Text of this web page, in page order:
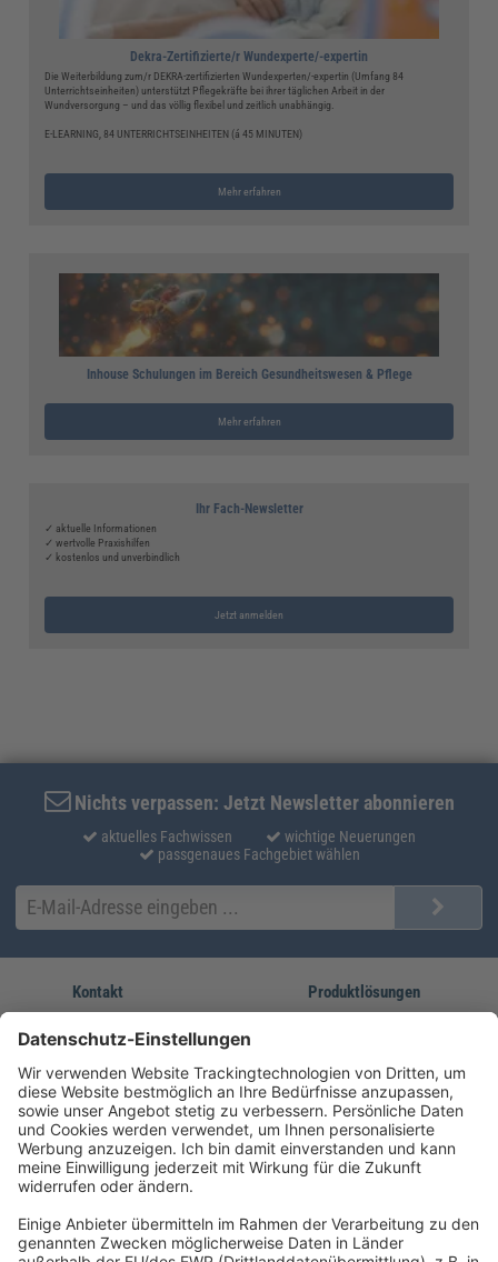
Dekra-Zertifizierte/r Wundexperte/-expertin
Die Weiterbildung zum/r DEKRA-zertifizierten Wundexperten/-expertin (Umfang 84
Unterrichtseinheiten) unterstützt Pflegekräfte bei ihrer täglichen Arbeit in der
Wundversorgung – und das völlig flexibel und zeitlich unabhängig.
E-LEARNING, 84 UNTERRICHTSEINHEITEN (á 45 MINUTEN)
Mehr erfahren
Inhouse Schulungen im Bereich Gesundheitswesen & Pflege
Mehr erfahren
Ihr Fach-Newsletter
✓ aktuelle Informationen
✓ wertvolle Praxishilfen
✓ kostenlos und unverbindlich
Jetzt anmelden
Nichts verpassen: Jetzt Newsletter abonnieren
aktuelles Fachwissen
wichtige Neuerungen
passgenaues Fachgebiet wählen
Kontakt
service@forum-verlag.com
Mo-Do 07:30 - 17:00 Uhr
Fr 07:30 - 15:00 Uhr
Produktlösungen
Unsere Marken
Folgen Sie uns